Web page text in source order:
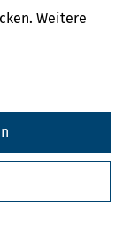
Weitere